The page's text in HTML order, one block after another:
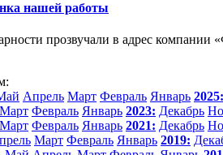
нашей работы
прозвучали в адрес
Апрель Март Февраль Январь 2025:
Март Февраль Январь 2023: Декабрь
Март Февраль Январь 2021: Декабрь
Март Февраль Январь 2019: